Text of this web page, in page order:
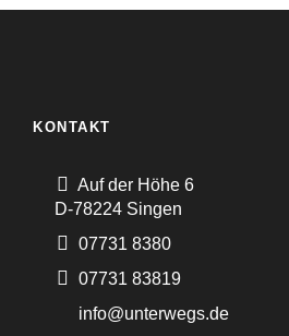
KONTAKT
Auf der Höhe 6
D-78224 Singen
07731 8380
07731 83819
info@unterwegs.de